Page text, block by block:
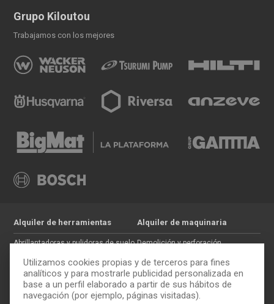
Grupo Kiloutou
Trabajamos con los mejores
Alquiler de herramientas
Abrillantadoras y pulidoras de suelo
Tratamiento de maderas
Pintura y paredes
Electricidad
Alquiler de maquinaria
Demolición y perforación
Movimiento de tierras
Auxiliar de construcción
Trabajos en altura
Utilizamos cookies propias y de terceros para fines
analíticos y para mostrarle publicidad personalizada en
base a un perfil elaborado a partir de sus hábitos de
navegación (por ejemplo, páginas visitadas).